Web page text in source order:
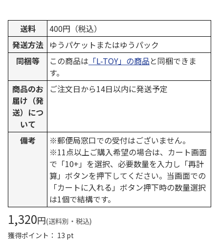
送料
400円（税込）
発送方法
ゆうパケットまたはゆうパック
同梱等
この商品は 「L-TOY」の商品と同梱できま
す。
商品のお
届け（発
送）につ
いて
ご注文日から14日以内に発送予定
備考
※郵便局窓口での受付はございません。
※11点以上ご購入希望の場合は、カート画面
で「10+」を選択、必要数量を入力し「再計
算」ボタンを押下してください。当画面での
「カートに入れる」ボタン押下時の数量選択
は1個で結構です。
1,320円(送料別・税込)
獲得ポイント： 13 pt